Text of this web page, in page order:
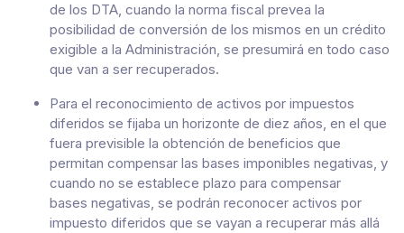
de los DTA, cuando la norma fiscal prevea la
posibilidad de conversión de los mismos en un crédito
exigible a la Administración, se presumirá en todo caso
que van a ser recuperados.
Para el reconocimiento de activos por impuestos
diferidos se fijaba un horizonte de diez años, en el que
fuera previsible la obtención de beneficios que
permitan compensar las bases imponibles negativas, y
cuando no se establece plazo para compensar
bases negativas, se podrán reconocer activos por
impuesto diferidos que se vayan a recuperar más allá